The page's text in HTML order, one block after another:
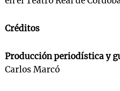
Créditos
Producción periodística y
Carlos Marcó